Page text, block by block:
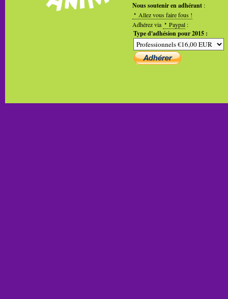
Nous soutenir en adhérant :
Allez vous faire fous !
Adhérez via
Paypal :
Type d'adhésion pour 2015 :